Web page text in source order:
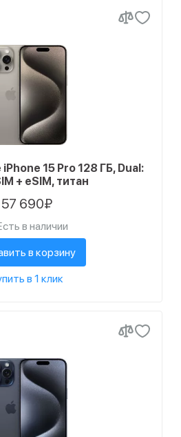
15 Pro 128 ГБ, Dual:
+ eSIM, титан
57 690₽
в наличии
в корзину
в 1 клик